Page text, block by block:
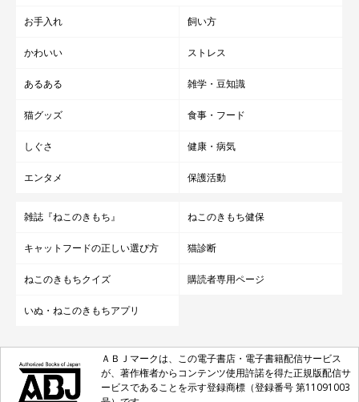
お手入れ 飼い方
かわいい ストレス
あるある 雑学・豆知識
猫グッズ 食事・フード
しぐさ 健康・病気
エンタメ 保護活動
雑誌『ねこのきもち』 ねこのきもち健保
キャットフードの正しい選び方 猫診断
ねこのきもちクイズ 購読者専用ページ
いぬ・ねこのきもちアプリ
ＡＢＪマークは、この電子書店・電子書籍配信サービス
が、著作権者からコンテンツ使用許諾を得た正規版配信サ
ービスであることを示す登録商標（登録番号 第11091003